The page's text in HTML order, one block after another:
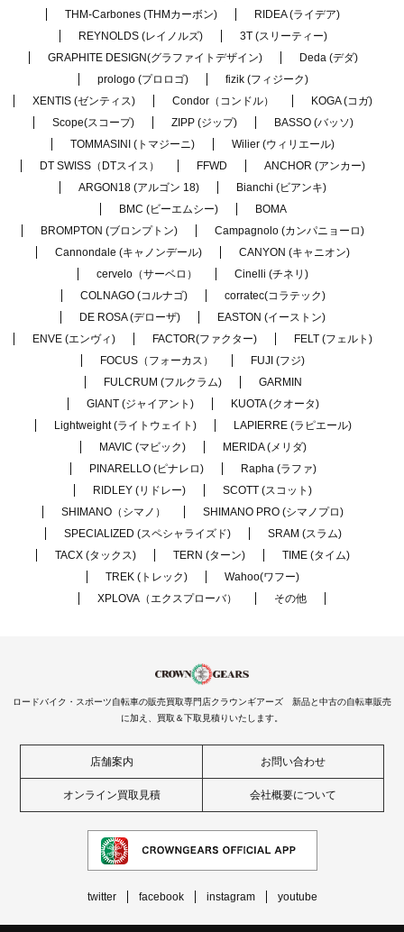
THM-Carbones (THMカーボン)
RIDEA (ライデア)
REYNOLDS (レイノルズ)
3T (スリーティー)
GRAPHITE DESIGN(グラファイトデザイン)
Deda (デダ)
prologo (プロロゴ)
fizik (フィジーク)
XENTIS (ゼンティス)
Condor（コンドル）
KOGA (コガ)
Scope(スコープ)
ZIPP (ジップ)
BASSO (バッソ)
TOMMASINI (トマジーニ)
Wilier (ウィリエール)
DT SWISS（DTスイス）
FFWD
ANCHOR (アンカー)
ARGON18 (アルゴン 18)
Bianchi (ビアンキ)
BMC (ビーエムシー)
BOMA
BROMPTON (ブロンプトン)
Campagnolo (カンパニョーロ)
Cannondale (キャノンデール)
CANYON (キャニオン)
cervelo（サーベロ）
Cinelli (チネリ)
COLNAGO (コルナゴ)
corratec(コラテック)
DE ROSA (デローザ)
EASTON (イーストン)
ENVE (エンヴィ)
FACTOR(ファクター)
FELT (フェルト)
FOCUS（フォーカス）
FUJI (フジ)
FULCRUM (フルクラム)
GARMIN
GIANT (ジャイアント)
KUOTA (クオータ)
Lightweight (ライトウェイト)
LAPIERRE (ラピエール)
MAVIC (マビック)
MERIDA (メリダ)
PINARELLO (ピナレロ)
Rapha (ラファ)
RIDLEY (リドレー)
SCOTT (スコット)
SHIMANO（シマノ）
SHIMANO PRO (シマノプロ)
SPECIALIZED (スペシャライズド)
SRAM (スラム)
TACX (タックス)
TERN (ターン)
TIME (タイム)
TREK (トレック)
Wahoo(ワフー)
XPLOVA（エクスプローバ）
その他
ロードバイク・スポーツ自転車の販売買取専門店クラウンギアーズ 新品と中古の自転車販売
に加え、買取＆下取見積りいたします。
店舗案内 お問い合わせ
オンライン買取見積 会社概要について
twitter facebook instagram youtube